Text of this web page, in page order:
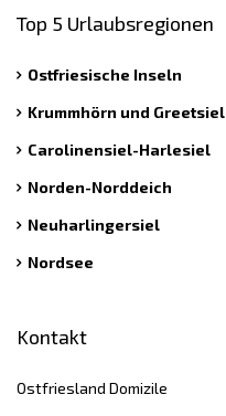
Top 5 Urlaubsregionen
Ostfriesische Inseln
Krummhörn und Greetsiel
Carolinensiel-Harlesiel
Norden-Norddeich
Neuharlingersiel
Nordsee
Kontakt
Ostfriesland Domizile